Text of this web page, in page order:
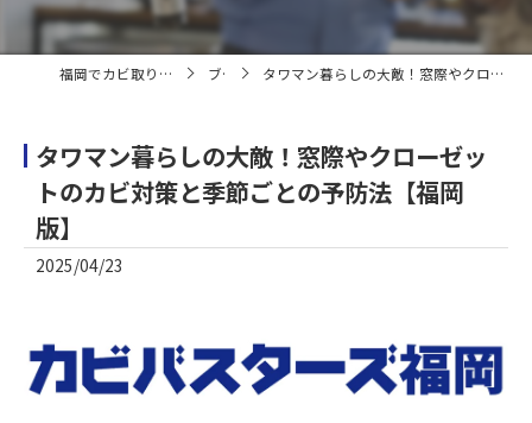
福岡でカビ取りならカビバスターズ福岡 ブログ タワマン暮らしの大敵！窓際やクローゼットのカビ対策と季節ごとの予防法【福岡版】
タワマン暮らしの大敵！窓際やクローゼッ
トのカビ対策と季節ごとの予防法【福岡
版】
2025/04/23